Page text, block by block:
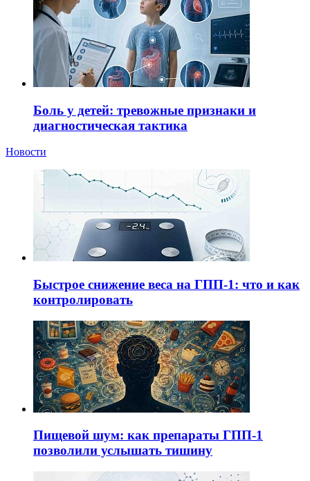
Боль у детей: тревожные признаки и
диагностическая тактика
Новости
Быстрое снижение веса на ГПП-1: что и как
контролировать
Пищевой шум: как препараты ГПП-1
позволили услышать тишину